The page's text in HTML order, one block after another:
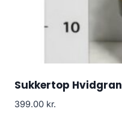
Sukkertop
399.00 kr.